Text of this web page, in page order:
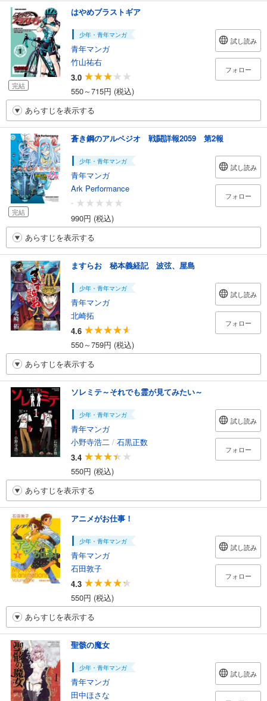
完結
はやめブラストギア
少年・青年マンガ
青年マンガ
竹山祐右
3.0
550～715円 (税込)
試し読み
フォロー
あらすじを表示する
完結
蒼き鋼のアルペジオ 戦闘詳報2059 第2報
少年・青年マンガ
青年マンガ
Ark Performance
-
990円 (税込)
試し読み
フォロー
あらすじを表示する
ますらお 秘本義経記 波弦、屋島
少年・青年マンガ
青年マンガ
北崎拓
4.6
550～759円 (税込)
試し読み
フォロー
あらすじを表示する
ソレミテ～それでも霊が見てみたい～
少年・青年マンガ
青年マンガ
小野寺浩二 / 石黒正数
3.4
550円 (税込)
試し読み
フォロー
あらすじを表示する
アニメがお仕事！
少年・青年マンガ
青年マンガ
石田敦子
4.3
550円 (税込)
試し読み
フォロー
あらすじを表示する
聖骸の魔女
少年・青年マンガ
青年マンガ
田中ほさな
試し読み